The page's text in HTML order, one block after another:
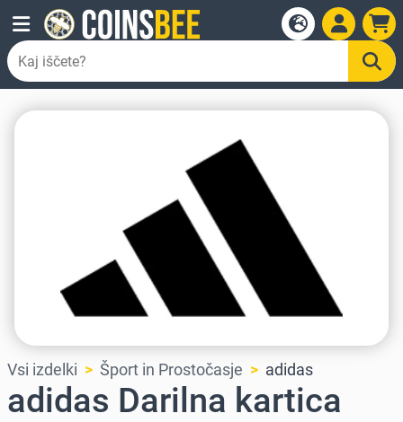
Vsi izdelki Šport in Prostočasje adidas
adidas Darilna kartica